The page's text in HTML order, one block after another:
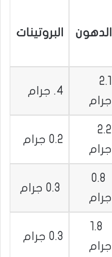
الدهون البروتينات
2.1
جرام
4. جرام
2.2
جرام
0.2 جرام
0.8
جرام
1.8
جرام
0.3 جرام